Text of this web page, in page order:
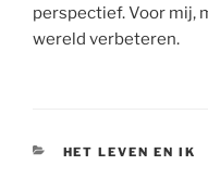
perspectief. Voor mij,
wereld verbeteren.
CATEGORIEËN
HET LEVEN EN IK